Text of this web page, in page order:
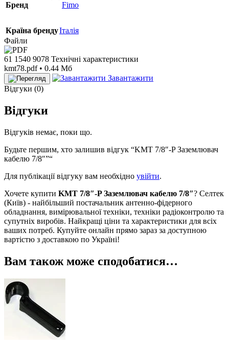
Бренд
Fimo
Країна брендуІталія
Файли
61 1540 9078 Технічні характеристики
kmt78.pdf • 0.44 Мб
Завантажити
Відгуки (0)
Відгуки
Відгуків немає, поки що.
Будьте першим, хто залишив відгук “KMT 7/8″-P Заземлювач
кабелю 7/8″”“
Для публікації відгуку вам необхідно увійти.
Хочете купити KMT 7/8″-P Заземлювач кабелю 7/8″? Селтек
(Київ) - найбільший постачальник антенно-фідерного
обладнання, вимірювальної техніки, техніки радіоконтролю та
супутніх виробів. Найкращі ціни та характеристики для всіх
ваших потреб. Купуйте онлайн прямо зараз за доступною
вартістю з доставкою по Україні!
Вам також може сподобатися…